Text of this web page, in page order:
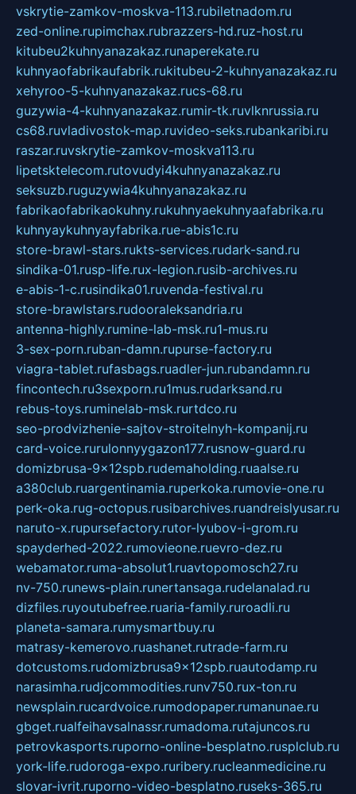
vskrytie-zamkov-moskva-113.rubiletnadom.ru
zed-online.rupimchax.rubrazzers-hd.ruz-host.ru
kitubeu2kuhnyanazakaz.runaperekate.ru
kuhnyaofabrikaufabrik.rukitubeu-2-kuhnyanazakaz.ru
xehyroo-5-kuhnyanazakaz.rucs-68.ru
guzywia-4-kuhnyanazakaz.rumir-tk.ruvlknrussia.ru
cs68.ruvladivostok-map.ruvideo-seks.rubankaribi.ru
raszar.ruvskrytie-zamkov-moskva113.ru
lipetsktelecom.rutovudyi4kuhnyanazakaz.ru
seksuzb.ruguzywia4kuhnyanazakaz.ru
fabrikaofabrikaokuhny.rukuhnyaekuhnyaafabrika.ru
kuhnyaykuhnyayfabrika.rue-abis1c.ru
store-brawl-stars.rukts-services.rudark-sand.ru
sindika-01.rusp-life.rux-legion.rusib-archives.ru
e-abis-1-c.rusindika01.ruvenda-festival.ru
store-brawlstars.rudooraleksandria.ru
antenna-highly.rumine-lab-msk.ru1-mus.ru
3-sex-porn.ruban-damn.rupurse-factory.ru
viagra-tablet.rufasbags.ruadler-jun.rubandamn.ru
fincontech.ru3sexporn.ru1mus.rudarksand.ru
rebus-toys.ruminelab-msk.rurtdco.ru
seo-prodvizhenie-sajtov-stroitelnyh-kompanij.ru
card-voice.rurulonnyygazon177.rusnow-guard.ru
domizbrusa-9x12spb.rudemaholding.ruaalse.ru
a380club.ruargentinamia.ruperkoka.rumovie-one.ru
perk-oka.rug-octopus.rusibarchives.ruandreislyusar.ru
naruto-x.rupursefactory.rutor-lyubov-i-grom.ru
spayderhed-2022.rumovieone.ruevro-dez.ru
webamator.ruma-absolut1.ruavtopomosch27.ru
nv-750.runews-plain.runertansaga.rudelanalad.ru
dizfiles.ruyoutubefree.ruaria-family.ruroadli.ru
planeta-samara.rumysmartbuy.ru
matrasy-kemerovo.ruashanet.rutrade-farm.ru
dotcustoms.rudomizbrusa9x12spb.ruautodamp.ru
narasimha.rudjcommodities.runv750.rux-ton.ru
newsplain.rucardvoice.rumodopaper.rumanunae.ru
gbget.rualfeihavsalnassr.rumadoma.rutajuncos.ru
petrovkasports.ruporno-online-besplatno.rusplclub.ru
york-life.rudoroga-expo.ruribery.rucleanmedicine.ru
slovar-ivrit.ruporno-video-besplatno.ruseks-365.ru